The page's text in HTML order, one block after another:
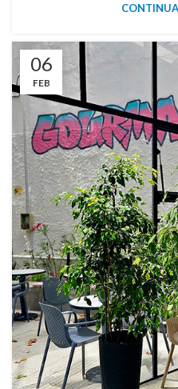
06
FEB